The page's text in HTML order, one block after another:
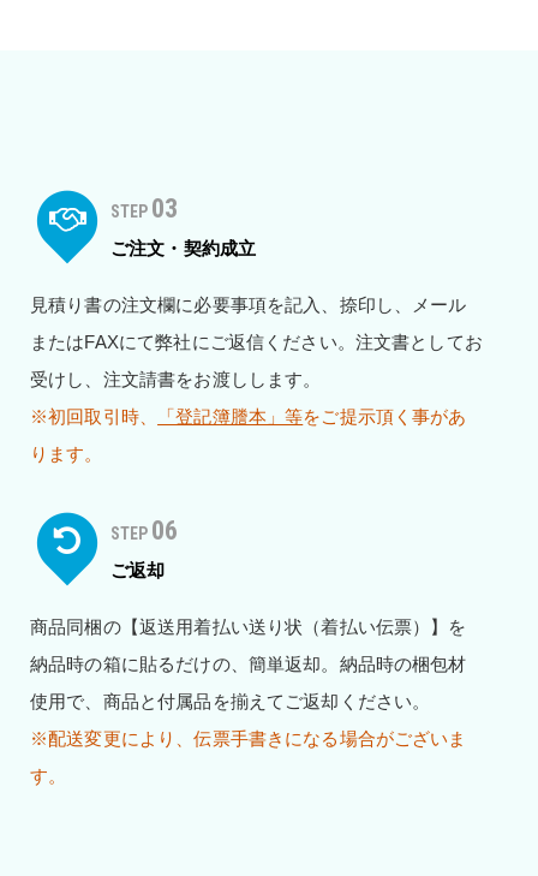
STEP 03
ご注文・契約成立
見積り書の注文欄に必要事項を記入、捺印し、メール
またはFAXにて弊社にご返信ください。注文書としてお
受けし、注文請書をお渡しします。
※初回取引時、
「登記簿謄本」等をご提示頂く事があ
ります。
STEP 06
ご返却
商品同梱の【返送用着払い送り状（着払い伝票）】を
納品時の箱に貼るだけの、簡単返却。納品時の梱包材
使用で、商品と付属品を揃えてご返却ください。
※配送変更により、伝票手書きになる場合がございま
す。